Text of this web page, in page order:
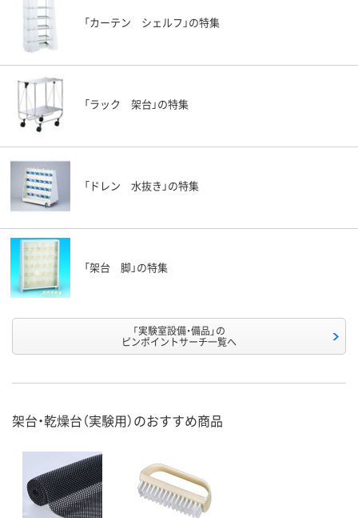
「カーテン シェルフ」の特集
「ラック 架台」の特集
「ドレン 水抜き」の特集
「架台 脚」の特集
「実験室設備・備品」の
ピンポイントサーチ一覧へ
架台・乾燥台（実験用）のおすすめ商品